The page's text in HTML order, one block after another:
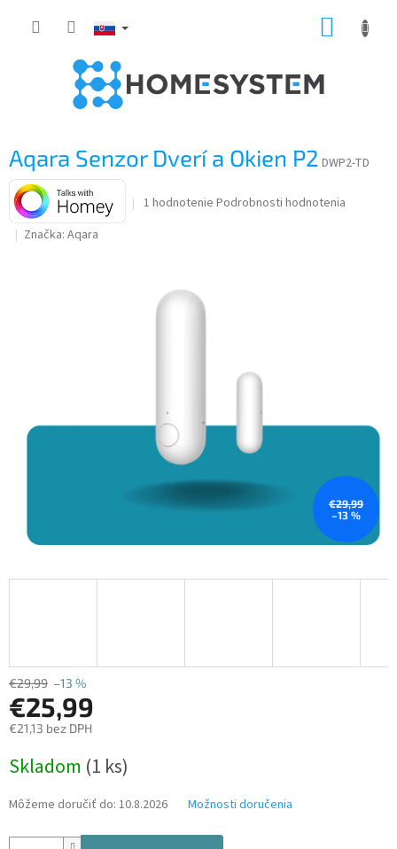
Aqara Senzor Dverí a Okien P2 DWP2-TD
Priemerné
1 hodnotenie Podrobnosti hodnotenia
Značka: Aqara
€29,99
–13 %
€29,99 –13 %
€25,99
€21,13 bez DPH
cena:
Skladom (1 ks)
Môžeme doručiť do: 10.8.2026 Možnosti doručenia